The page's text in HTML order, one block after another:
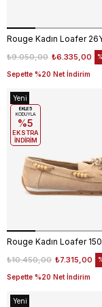
Rouge Kadın Loafer
₺6.335,00
₺9.050,00
Sepette %20 Net İndirim
Rouge Kadın Loafer 150
₺7.315,00
₺10.450,00
Sepette %20 Net İndirim
Yeni
Ürün
EKLE5
KODUYLA
%5
EKSTRA
İNDİRİM
Yeni